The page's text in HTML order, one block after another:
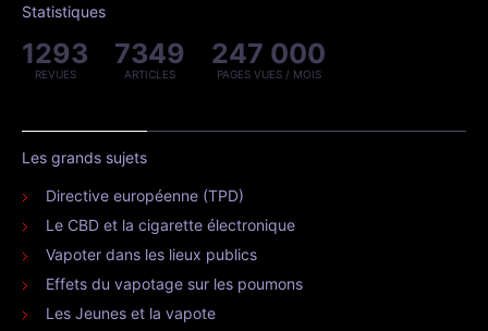
Statistiques
1293
REVUES
7349
ARTICLES
247 000
PAGES VUES / MOIS
Les grands sujets
Directive européenne (TPD)
Le CBD et la cigarette électronique
Vapoter dans les lieux publics
Effets du vapotage sur les poumons
Les Jeunes et la vapote